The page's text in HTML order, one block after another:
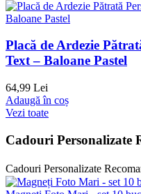
Placă de Ardezie
Text – Baloane Pastel
64,99 Lei
Adaugă în coș
Vezi toate
Cadouri Personalizate
Cadouri Personalizate